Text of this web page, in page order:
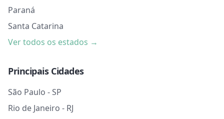
Paraná
Santa Catarina
Ver todos os estados →
Principais Cidades
São Paulo - SP
Rio de Janeiro - RJ